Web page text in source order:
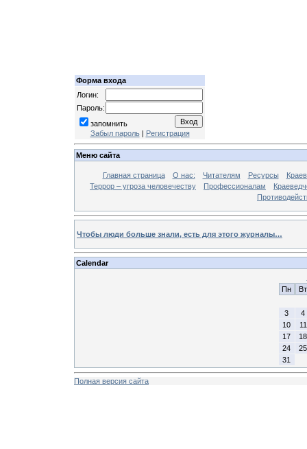
Форма входа
Логин:
Пароль:
запомнить
Забыл пароль| Регистрация
Меню сайта
Главная страница О нас: Читателям Ресурсы
Террор – угроза человечеству
Профессионалам
Чтобы люди больше знали, есть для этого журналы…
Calendar
Пн
Вт
3
4
10
11
17
18
24
25
31
Полная версия сайта